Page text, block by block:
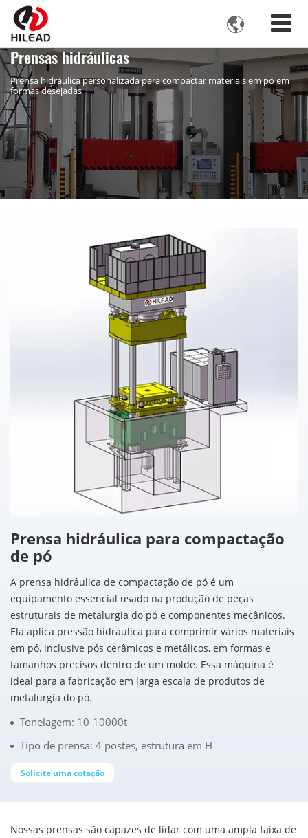

Prensas hidráulicas
Prensa hidráulica personalizada para compactar materiais em pó em
formas desejadas
Prensa hidráulica para compactação
de pó
A prensa hidráulica de compactação de pó é um
equipamento essencial usado na produção de peças
estruturais de metalurgia do pó e componentes mecânicos.
Ela aplica pressão hidráulica para comprimir vários materiais
em pó, inclusive pós cerâmicos e metálicos, em formas e
tamanhos precisos dentro de um molde. Essa máquina é
ideal para a fabricação em larga escala de produtos de
metalurgia do pó.
Tonelagem: 10-10000t
Tipo de prensa: 4 postes, estrutura em H
Solicite uma cotação
Nossas prensas são capazes de lidar com uma ampla faixa de